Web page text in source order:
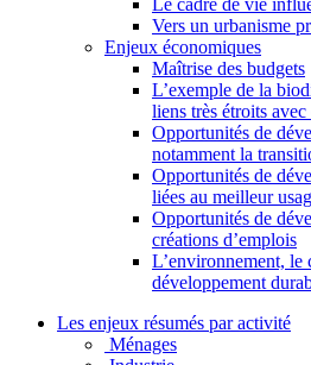
Le cadre de vie
Vers un urbanisme
Enjeux économiques
Maîtrise des budgets
L’exemple de la
liens très étroits
Opportunités de
notamment la
Opportunités de
liées au meilleur
Opportunités de
créations d’emplois
L’environnement, le
développement
Les enjeux résumés par activité
Ménages